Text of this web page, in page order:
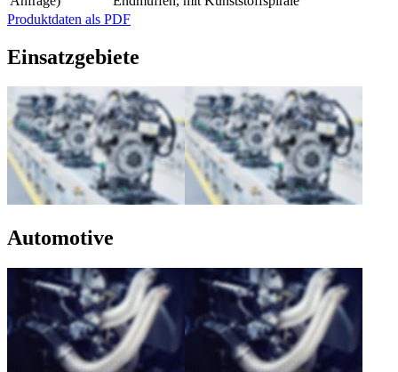
Produktdaten als PDF
Einsatzgebiete
Automotive